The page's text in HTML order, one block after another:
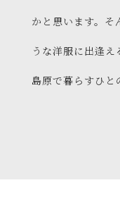
かと思います。そ
うな洋服に出逢
島原で暮らすひと